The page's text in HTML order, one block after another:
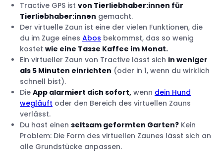
Tractive GPS ist von Tierliebhaber:innen für
Tierliebhaber:innen gemacht.
Der virtuelle Zaun ist eine der vielen Funktionen, die
du im Zuge eines Abos bekommst, das so wenig
kostet wie eine Tasse Kaffee im Monat.
Ein virtueller Zaun von Tractive lässt sich in weniger
als 5 Minuten einrichten (oder in 1, wenn du wirklich
schnell bist).
Die App alarmiert dich sofort, wenn dein Hund
wegläuft oder den Bereich des virtuellen Zauns
verlässt.
Du hast einen seltsam geformten Garten? Kein
Problem: Die Form des virtuellen Zaunes lässt sich an
alle Grundstücke anpassen.